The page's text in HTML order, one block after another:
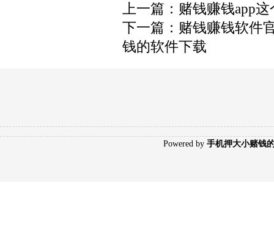
上一篇： 赌钱赚钱app
下一篇： 赌钱赚钱软件
钱的软件下载
Poweredby 手机押大小赌钱